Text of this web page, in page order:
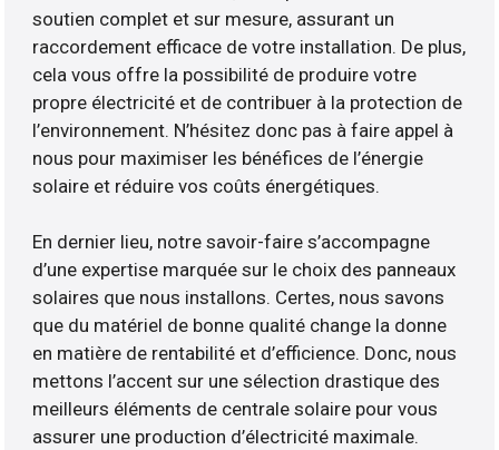
soutien complet et sur mesure, assurant un
raccordement efficace de votre installation. De plus,
cela vous offre la possibilité de produire votre
propre électricité et de contribuer à la protection de
l’environnement. N’hésitez donc pas à faire appel à
nous pour maximiser les bénéfices de l’énergie
solaire et réduire vos coûts énergétiques.
En dernier lieu, notre savoir-faire s’accompagne
d’une expertise marquée sur le choix des panneaux
solaires que nous installons. Certes, nous savons
que du matériel de bonne qualité change la donne
en matière de rentabilité et d’efficience. Donc, nous
mettons l’accent sur une sélection drastique des
meilleurs éléments de centrale solaire pour vous
assurer une production d’électricité maximale.